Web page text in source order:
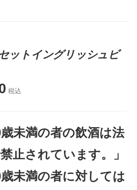
ットイングリッシュビ
税込
歳未満の者の飲酒は法
止されています。」
歳未満の者に対しては